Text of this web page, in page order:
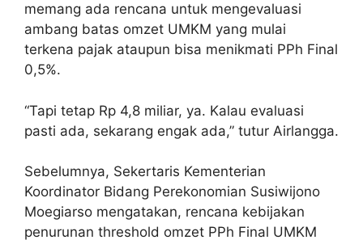
memang ada rencana untuk mengevaluasi
ambang batas omzet UMKM yang mulai
terkena pajak ataupun bisa menikmati PPh Final
0,5%.
“Tapi tetap Rp 4,8 miliar, ya. Kalau evaluasi
pasti ada, sekarang engak ada,” tutur Airlangga.
Sebelumnya, Sekertaris Kementerian
Koordinator Bidang Perekonomian Susiwijono
Moegiarso mengatakan, rencana kebijakan
penurunan threshold omzet PPh Final UMKM